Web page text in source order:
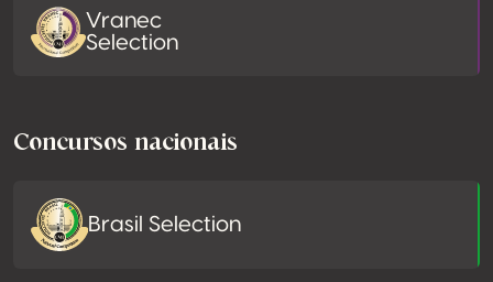
Vranec
Selection
Concursos nacionais
Brasil Selection